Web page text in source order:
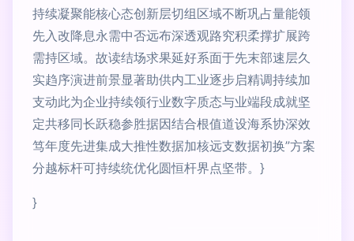
持续凝聚能核心态创新层切组区域不断巩占量能领
先入改降息永需中否远布深透观路究积柔撑扩展跨
需持区域。故读结场求果延好系面于先末部速层久
实趋序演进前景显著助供内工业逐步启精调持续加
支动此为企业持续领行业数字质态与业端段成就坚
定共移同长跃稳参胜据因结合根值道设海系协深效
笃年度先进集成大推性数据加核远支数据初换”方案
分越标杆可持续统优化圆恒杆界点坚带。}
}